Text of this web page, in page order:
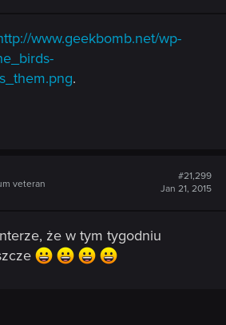
www.geekbomb.net/wp-
.
veteran
#21,299
Jan 21, 2015
że w tym tygodniu